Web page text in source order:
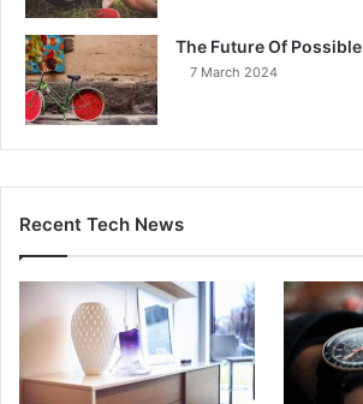
The Future Of Possible
7 March 2024
Recent Tech News